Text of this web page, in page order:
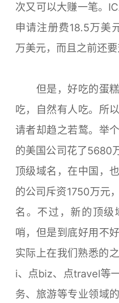
次又可以大赚一笔。
申请注册费18.5万美
万美元，而且之前还要
但是，好吃的蛋糕
吃，自然有人吃。所
请者却趋之若鹜。举
的美国公司花了5680
顶级域名，在中国，
的公司斥资1750万元
名。不过，新的顶级
哨，但是到底好用不
实际上在我们熟悉的
i、点biz、点travel等
务、旅游等专业领域